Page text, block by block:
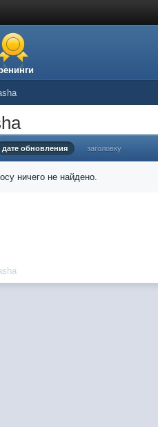
дате обновления заголовку
ничего не найдено.